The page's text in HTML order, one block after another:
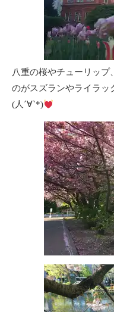
八重の桜やチューリップ
のがスズランやライラッ
(人´∀`*)